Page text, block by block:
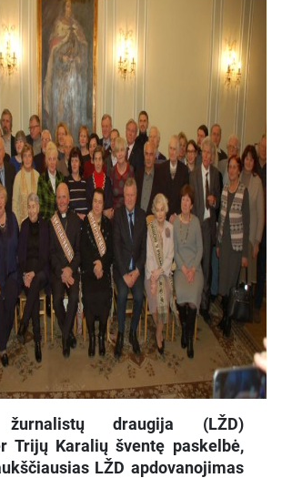
žurnalistų draugija (LŽD)
Trijų Karalių šventę paskelbė,
LŽD apdovanojimas